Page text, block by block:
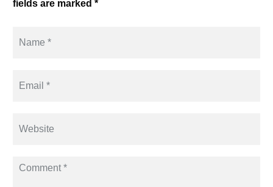
fields are marked *